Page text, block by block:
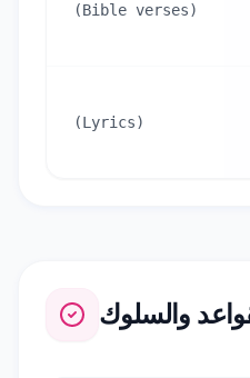
(Bible verses)
(Lyrics)
والسلوك